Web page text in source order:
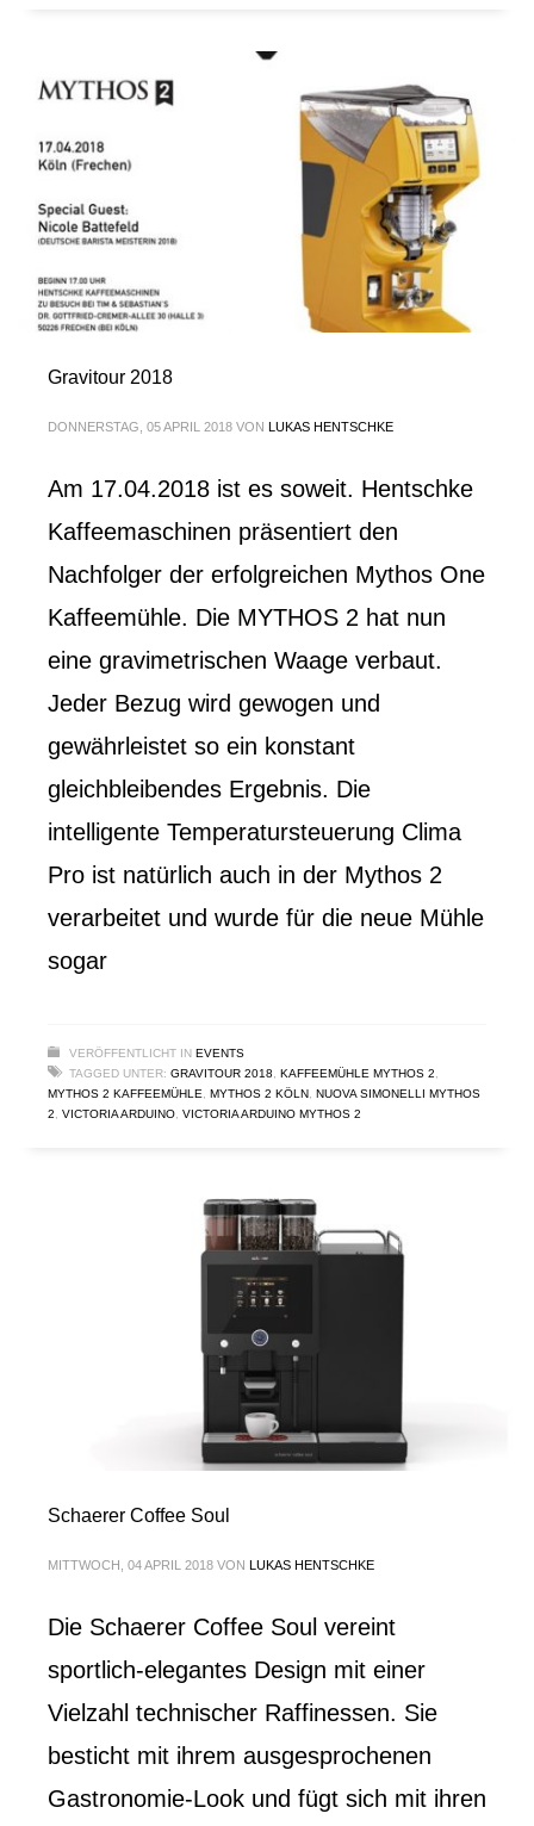
Gravitour 2018
DONNERSTAG, 05 APRIL 2018 VON LUKAS HENTSCHKE
Am 17.04.2018 ist es soweit. Hentschke
Kaffeemaschinen präsentiert den
Nachfolger der erfolgreichen Mythos One
Kaffeemühle. Die MYTHOS 2 hat nun
eine gravimetrischen Waage verbaut.
Jeder Bezug wird gewogen und
gewährleistet so ein konstant
gleichbleibendes Ergebnis. Die
intelligente Temperatursteuerung Clima
Pro ist natürlich auch in der Mythos 2
verarbeitet und wurde für die neue Mühle
sogar
VERÖFFENTLICHT IN EVENTS
TAGGED UNTER: GRAVITOUR 2018, KAFFEEMÜHLE MYTHOS 2,
MYTHOS 2 KAFFEEMÜHLE, MYTHOS 2 KÖLN, NUOVA SIMONELLI MYTHOS
2, VICTORIA ARDUINO, VICTORIA ARDUINO MYTHOS 2
Schaerer Coffee Soul
MITTWOCH, 04 APRIL 2018 VON LUKAS HENTSCHKE
Die Schaerer Coffee Soul vereint
sportlich-elegantes Design mit einer
Vielzahl technischer Raffinessen. Sie
besticht mit ihrem ausgesprochenen
Gastronomie-Look und fügt sich mit ihren